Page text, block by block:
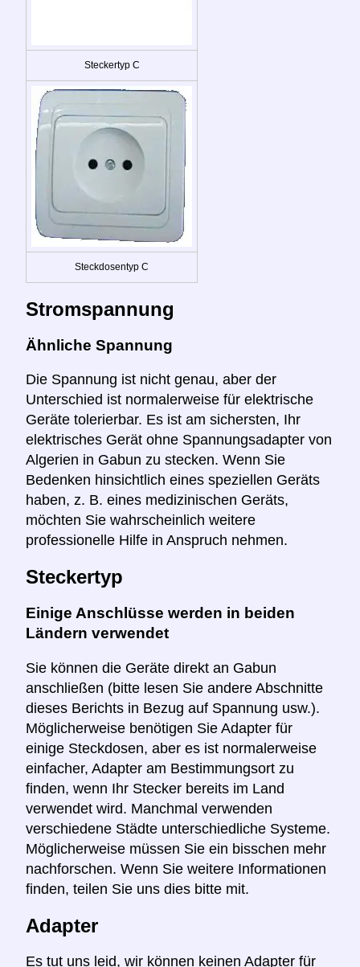
Steckertyp C
Steckdosentyp C
Stromspannung
Ähnliche Spannung
Die Spannung ist nicht genau, aber der
Unterschied ist normalerweise für elektrische
Geräte tolerierbar. Es ist am sichersten, Ihr
elektrisches Gerät ohne Spannungsadapter von
Algerien in Gabun zu stecken. Wenn Sie
Bedenken hinsichtlich eines speziellen Geräts
haben, z. B. eines medizinischen Geräts,
möchten Sie wahrscheinlich weitere
professionelle Hilfe in Anspruch nehmen.
Steckertyp
Einige Anschlüsse werden in beiden
Ländern verwendet
Sie können die Geräte direkt an Gabun
anschließen (bitte lesen Sie andere Abschnitte
dieses Berichts in Bezug auf Spannung usw.).
Möglicherweise benötigen Sie Adapter für
einige Steckdosen, aber es ist normalerweise
einfacher, Adapter am Bestimmungsort zu
finden, wenn Ihr Stecker bereits im Land
verwendet wird. Manchmal verwenden
verschiedene Städte unterschiedliche Systeme.
Möglicherweise müssen Sie ein bisschen mehr
nachforschen. Wenn Sie weitere Informationen
finden, teilen Sie uns dies bitte mit.
Adapter
Es tut uns leid, wir können keinen Adapter für